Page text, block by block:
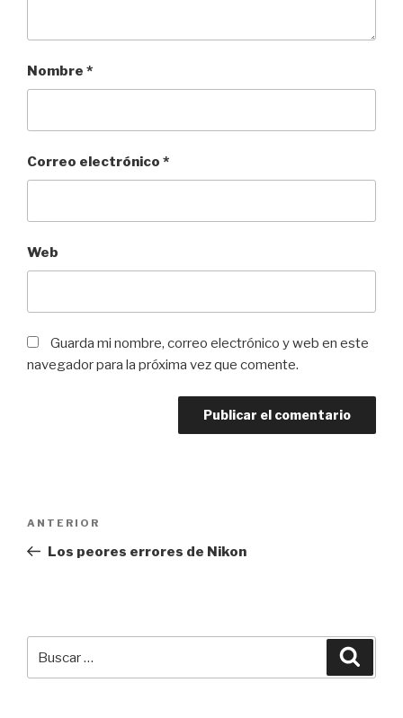
Nombre *
Correo electrónico *
Web
Guarda mi nombre, correo electrónico y web en este
navegador para la próxima vez que comente.
entradas
Entrada
anterior:
ANTERIOR
Los peores errores de Nikon
por: